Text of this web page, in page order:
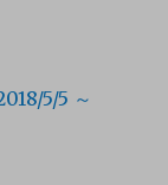
5/5 ～